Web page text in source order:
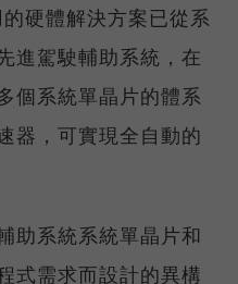
硬體解決方案已從系
進駕駛輔助系統，在
個系統單晶片的體系
器，可實現全自動的
助系統系統單晶片和
式需求而設計的異構